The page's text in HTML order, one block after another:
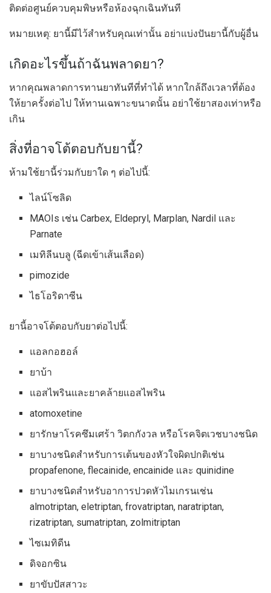
ติดต่อศูนย์ควบคุมพิษหรือห้องฉุกเฉินทันที
หมายเหตุ: ยานี้มีไว้สำหรับคุณเท่านั้น อย่าแบ่งปันยานี้กับผู้อื่น
เกิดอะไรขึ้นถ้าฉันพลาดยา?
หากคุณพลาดการทานยาทันทีที่ทำได้ หากใกล้ถึงเวลาที่ต้อง
ให้ยาครั้งต่อไป ให้ทานเฉพาะขนาดนั้น อย่าใช้ยาสองเท่าหรือ
เกิน
สิ่งที่อาจโต้ตอบกับยานี้?
ห้ามใช้ยานี้ร่วมกับยาใด ๆ ต่อไปนี้:
ไลน์โซลิด
MAOIs เช่น Carbex, Eldepryl, Marplan, Nardil และ
Parnate
เมทิลีนบลู (ฉีดเข้าเส้นเลือด)
pimozide
ไธโอริดาซีน
ยานี้อาจโต้ตอบกับยาต่อไปนี้:
แอลกอฮอล์
ยาบ้า
แอสไพรินและยาคล้ายแอสไพริน
atomoxetine
ยารักษาโรคซึมเศร้า วิตกกังวล หรือโรคจิตเวชบางชนิด
ยาบางชนิดสำหรับการเต้นของหัวใจผิดปกติเช่น
propafenone, flecainide, encainide และ quinidine
ยาบางชนิดสำหรับอาการปวดหัวไมเกรนเช่น
almotriptan, eletriptan, frovatriptan, naratriptan,
rizatriptan, sumatriptan, zolmitriptan
ไซเมทิดีน
ดิจอกซิน
ยาขับปัสสาวะ